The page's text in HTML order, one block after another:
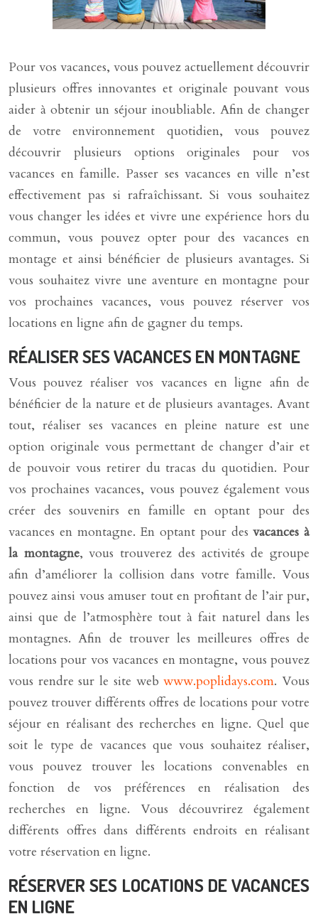
Pour vos vacances, vous pouvez actuellement découvrir
plusieurs offres innovantes et originale pouvant vous
aider à obtenir un séjour inoubliable. Afin de changer
de votre environnement quotidien, vous pouvez
découvrir plusieurs options originales pour vos
vacances en famille. Passer ses vacances en ville n’est
effectivement pas si rafraîchissant. Si vous souhaitez
vous changer les idées et vivre une expérience hors du
commun, vous pouvez opter pour des vacances en
montage et ainsi bénéficier de plusieurs avantages. Si
vous souhaitez vivre une aventure en montagne pour
vos prochaines vacances, vous pouvez réserver vos
locations en ligne afin de gagner du temps.
RÉALISER SES VACANCES EN MONTAGNE
Vous pouvez réaliser vos vacances en ligne afin de
bénéficier de la nature et de plusieurs avantages. Avant
tout, réaliser ses vacances en pleine nature est une
option originale vous permettant de changer d’air et
de pouvoir vous retirer du tracas du quotidien. Pour
vos prochaines vacances, vous pouvez également vous
créer des souvenirs en famille en optant pour des
vacances en montagne. En optant pour desvacances à
la montagne, vous trouverez des activités de groupe
afin d’améliorer la collision dans votre famille. Vous
pouvez ainsi vous amuser tout en profitant de l’air pur,
ainsi que de l’atmosphère tout à fait naturel dans les
montagnes. Afin de trouver les meilleures offres de
locations pour vos vacances en montagne, vous pouvez
vous rendre sur le site webwww.poplidays.com. Vous
pouvez trouver différents offres de locations pour votre
séjour en réalisant des recherches en ligne. Quel que
soit le type de vacances que vous souhaitez réaliser,
vous pouvez trouver les locations convenables en
fonction de vos préférences en réalisation des
recherches en ligne. Vous découvrirez également
différents offres dans différents endroits en réalisant
votre réservation en ligne.
RÉSERVER SES LOCATIONS DE VACANCES
EN LIGNE